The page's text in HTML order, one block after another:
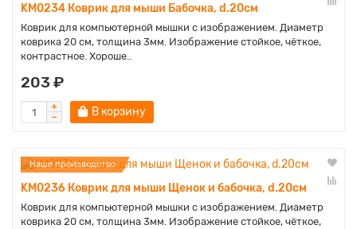
KM0234 Коврик для мыши Бабочка, d.20см
Коврик для компьютерной мышки с изображением. Диаметр
коврика 20 см, толщина 3мм. Изображение стойкое, чёткое,
контрастное. Хороше..
203 ₽
В корзину
Наше производство
KM0236 Коврик для мыши Щенок и бабочка, d.20см
Коврик для компьютерной мышки с изображением. Диаметр
коврика 20 см, толщина 3мм. Изображение стойкое, чёткое,